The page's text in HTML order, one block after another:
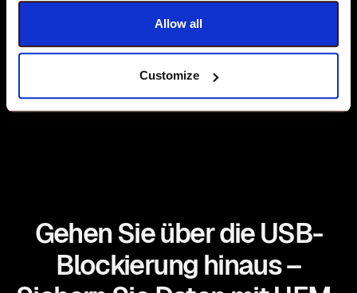
Allow all
Customize
erzwingen Sie USB-Beschränkungen
zentral – keine manuellen
Geräteprüfungen erforderlich.
Gehen Sie über die USB-
Blockierung hinaus –